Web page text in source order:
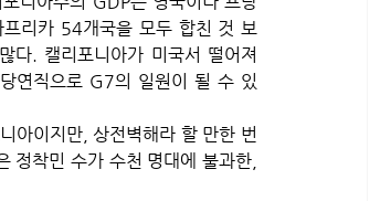
리카 54개국을 모두 합친 것 보
다. 캘리포니아가 미국서 떨어져
연직으로 G7의 일원이 될 수 있
아이지만, 상전벽해라 할 만한 번
착민 수가 수천 명대에 불과한,